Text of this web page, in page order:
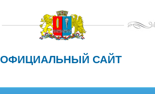
ОФИЦИАЛЬНЫЙ САЙТ